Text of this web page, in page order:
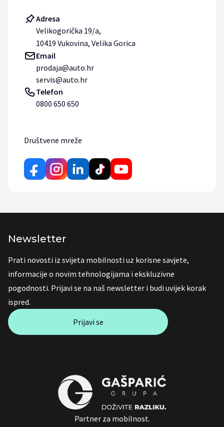
Adresa
Velikogorička 19/a,
10419 Vukovina, Velika Gorica
Email
prodaja@auto.hr
servis@auto.hr
Telefon
0800 650 650
Društvene mreže
Newsletter
Prati novosti iz svijeta mobilnosti uz korisne savjete,
informacije o novim tehnologijama i ekskluzivne
pogodnosti. Prijavi se na naš newsletter i budi uvijek korak
ispred.
Prijavi se
Partner za mobilnost.